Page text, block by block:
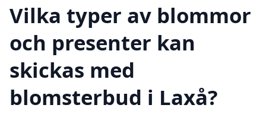
Vilka typer av blommor
och presenter kan
skickas med
blomsterbud i Laxå?